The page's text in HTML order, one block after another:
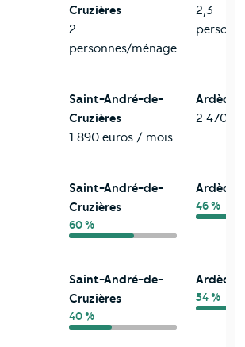
Cruzières
2
personnes/ménage
2,3
Saint-André-de-
Cruzières
1 890 euros / mois
Ardèche
2 470
Saint-André-de-
Cruzières
60 %
Ardèche
46 %
Saint-André-de-
Cruzières
40 %
Ardèche
54 %